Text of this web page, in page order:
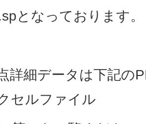
となっております。
詳細データは下記の
セルファイル